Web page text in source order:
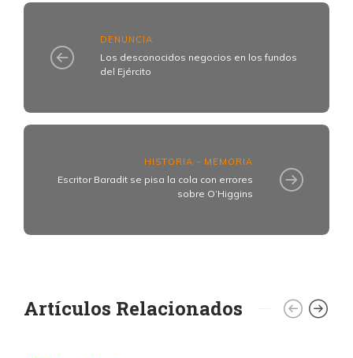
DENUNCIA
Los desconocidos negocios en los fundos
del Ejército
HISTORIA - MEMORIA
​Escritor Baradit se pisa la cola con errores
sobre O’Higgins
Artículos Relacionados